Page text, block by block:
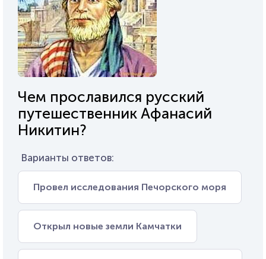
Чем прославился русский
путешественник Афанасий
Никитин?
Варианты ответов:
Провел исследования Печорского моря
Открыл новые земли Камчатки